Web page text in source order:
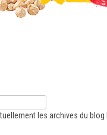
les archives du blog